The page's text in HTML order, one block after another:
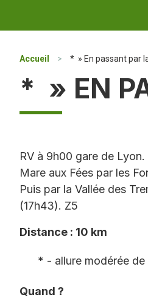
Accueil > * » En passant par
* » EN
RV à 9h00 gare de
Mare aux Fées par les
Puis par la Vallée des
(17h43). Z5
Distance : 10 km
* - allure modérée
Quand ?